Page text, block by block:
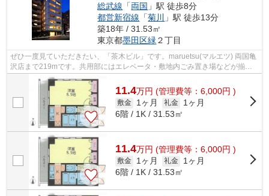
総武線 「両国 」駅 徒歩8分
都営新宿線 「菊川
」駅 徒歩13分
築18年 / 31.53㎡
東京都墨田区緑 ２丁目
ぜひ一度見ていただきたい、「茶木ビル」です。maruetsu(マルエツ) 両国亀
沢店まで219mです。共用部にはエレベータ・敷地内ごみ置き場などが揃っ
ており、とても充実しています。物件の...
11.4万円 (管理費等：6,000円 )
敷金 1ヶ月 礼金
1ヶ月
6階 / 1K / 31.53㎡
11.4万円 (管理費等：6,000円 )
敷金 1ヶ月 礼金
1ヶ月
6階 / 1K / 31.53㎡